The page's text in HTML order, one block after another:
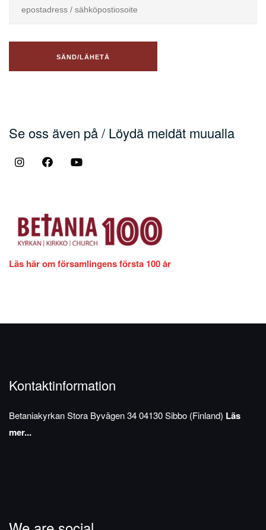
Se oss även på / Löydä meidät muualla
Läs här om församlingens första 100 år
Kontaktinformation
BetaniakyrkanStora Byvägen 3404130 Sibbo (Finland) Läs
mer...